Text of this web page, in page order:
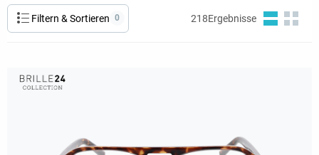
Filtern & Sortieren 0 218Ergebnisse